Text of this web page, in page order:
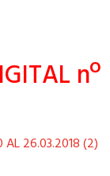
nº
AL 26.03.2018 (2)